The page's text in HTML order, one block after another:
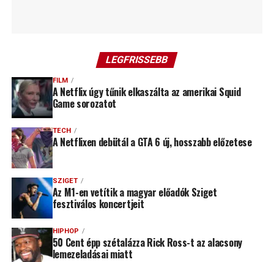
LEGFRISSEBB
FILM
A Netflix úgy tűnik elkaszálta az amerikai Squid
Game sorozatot
TECH
A Netflixen debütál a GTA 6 új, hosszabb előzetese
SZIGET
Az M1-en vetítik a magyar előadók Sziget
fesztiválos koncertjeit
HIPHOP
50 Cent épp szétalázza Rick Ross-t az alacsony
lemezeladásai miatt